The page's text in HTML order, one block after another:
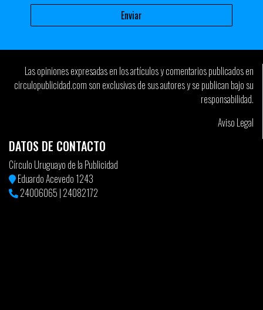
Las opiniones expresadas en los artículos y comentarios publicados en
circulopublicidad.com son exclusivas de sus autores y se publican bajo su
responsabilidad.
Aviso Legal
DATOS DE CONTACTO
Círculo Uruguayo de la Publicidad
Eduardo Acevedo 1243
24006065 | 24082172